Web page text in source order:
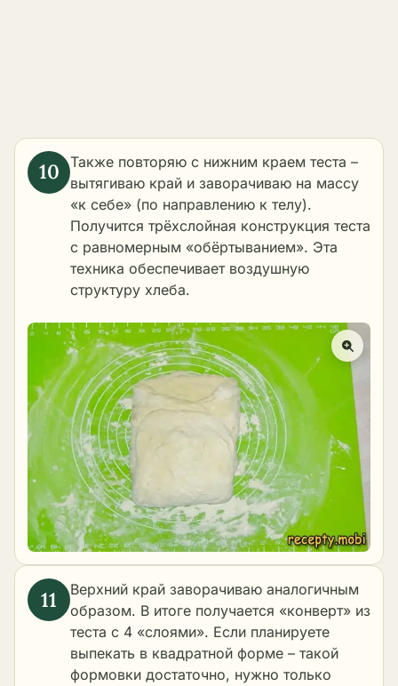
Также повторяю с нижним краем теста –
вытягиваю край и заворачиваю на массу
«к себе» (по направлению к телу).
Получится трёхслойная конструкция теста
с равномерным «обёртыванием». Эта
техника обеспечивает воздушную
структуру хлеба.
Верхний край заворачиваю аналогичным
образом. В итоге получается «конверт» из
теста с 4 «слоями». Если планируете
выпекать в квадратной форме – такой
формовки достаточно, нужно только